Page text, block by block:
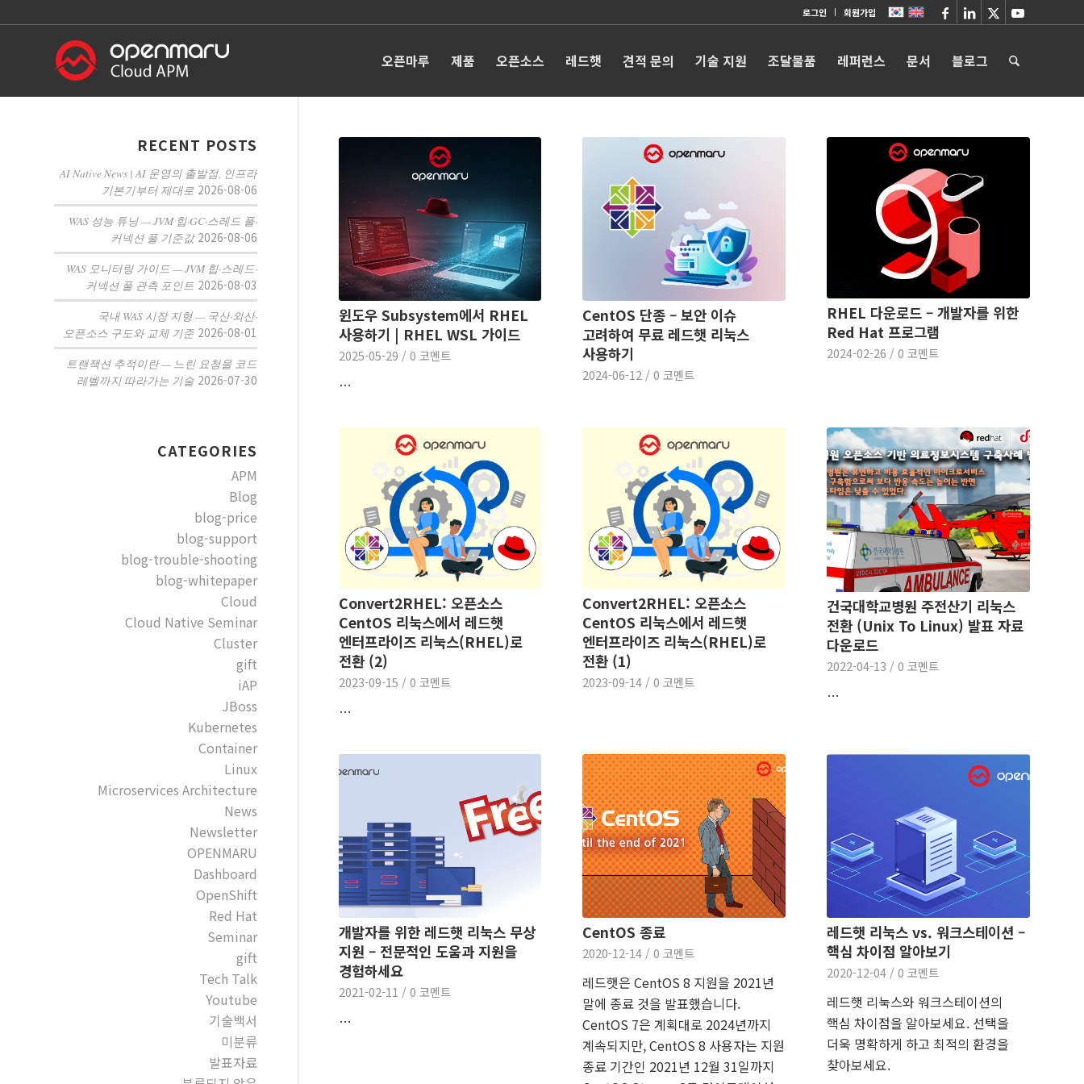
로그인 회원가입
오픈마루 제품 오픈소스 레드햇 견적 문의 기술 지원 조달물품 레퍼런스 문서 블로그
윈도우 Subsystem에서 RHEL
사용하기 | RHEL WSL 가이드
2025-05-29 / 0 코멘트
…
CentOS 단종 – 보안 이슈
고려하여 무료 레드햇 리눅스
사용하기
2024-06-12 / 0 코멘트
RHEL 다운로드 – 개발자를 위한
Red Hat 프로그램
2024-02-26 / 0 코멘트
Convert2RHEL: 오픈소스
CentOS 리눅스에서 레드햇
엔터프라이즈 리눅스(RHEL)로
전환 (2)
2023-09-15 / 0 코멘트
…
Convert2RHEL: 오픈소스
CentOS 리눅스에서 레드햇
엔터프라이즈 리눅스(RHEL)로
전환 (1)
2023-09-14 / 0 코멘트
건국대학교병원 주전산기 리눅스
전환 (Unix To Linux) 발표 자료
다운로드
2022-04-13 / 0 코멘트
…
개발자를 위한 레드햇 리눅스 무상
지원 – 전문적인 도움과 지원을
경험하세요
2021-02-11 / 0 코멘트
…
CentOS 종료
2020-12-14 / 0 코멘트
레드햇은 CentOS 8 지원을 2021년
말에 종료 것을 발표했습니다.
CentOS 7은 계획대로 2024년까지
계속되지만, CentOS 8 사용자는 지원
종료 기간인 2021년 12월 31일까지
레드햇 리눅스 vs. 워크스테이션 –
핵심 차이점 알아보기
2020-12-04 / 0 코멘트
레드햇 리눅스와 워크스테이션의
핵심 차이점을 알아보세요. 선택을
더욱 명확하게 하고 최적의 환경을
찾아보세요.
RECENT POSTS
AI Native News | AI 운영의 출발점, 인프라
기본기부터 제대로 2026-08-06
WAS 성능 튜닝 — JVM 힙·GC·스레드 풀·
커넥션 풀 기준값 2026-08-06
WAS 모니터링 가이드 — JVM 힙·스레드·
커넥션 풀 관측 포인트 2026-08-03
국내 WAS 시장 지형 — 국산·외산·
오픈소스 구도와 교체 기준 2026-08-01
트랜잭션 추적이란 — 느린 요청을 코드
레벨까지 따라가는 기술 2026-07-30
CATEGORIES
APM
Blog
blog-price
blog-support
blog-trouble-shooting
blog-whitepaper
Cloud
Cloud Native Seminar
Cluster
gift
iAP
JBoss
Kubernetes
Container
Linux
Microservices Architecture
News
Newsletter
OPENMARU
Dashboard
OpenShift
Red Hat
Seminar
gift
Tech Talk
Youtube
기술백서
미분류
발표자료